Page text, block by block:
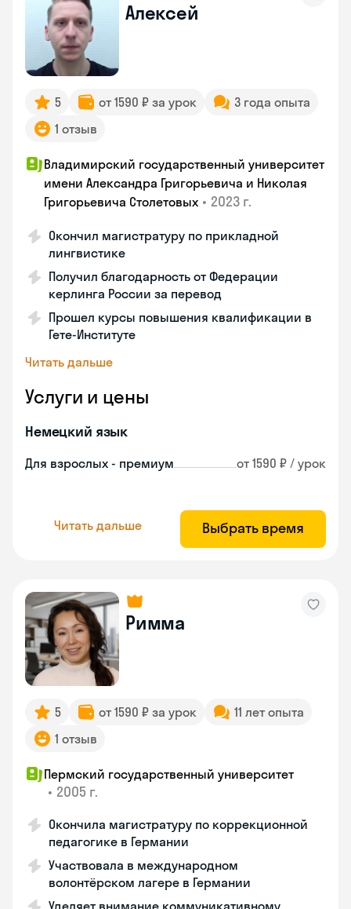
Алексей
5 от 1590 ₽ за урок
3 года опыта
1 отзыв
Владимирский государственный университет
имени Александра Григорьевича и Николая
Григорьевича Столетовых • 2023 г.
Окончил магистратуру по прикладной
лингвистике
Получил благодарность от Федерации
керлинга России за перевод
Прошел курсы повышения квалификации в
Гете-Институте
Читать дальше
Услуги и цены
Немецкий язык
Для взрослых - премиум от 1590 ₽ / урок
Читать дальше Выбрать время
Римма
5 от 1590 ₽ за урок
11 лет опыта
1 отзыв
Пермский государственный университет
• 2005 г.
Окончила магистратуру по коррекционной
педагогике в Германии
Участвовала в международном
волонтёрском лагере в Германии
Уделяет внимание коммуникативному